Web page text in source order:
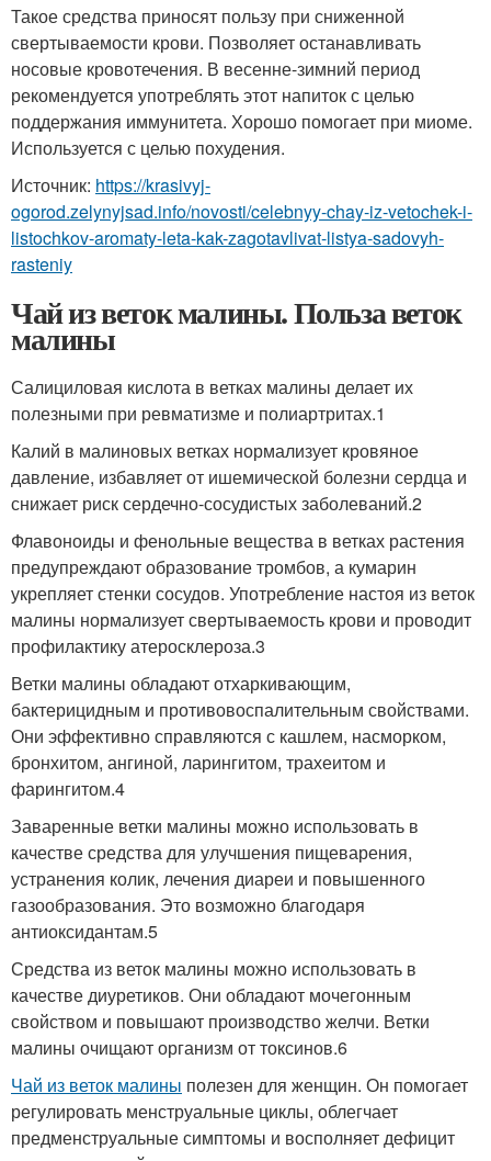
Такое средства приносят пользу при сниженной
свертываемости крови. Позволяет останавливать
носовые кровотечения. В весенне-зимний период
рекомендуется употреблять этот напиток с целью
поддержания иммунитета. Хорошо помогает при миоме.
Используется с целью похудения.
Источник: https://krasivyj-
ogorod.zelynyjsad.info/novosti/celebnyy-chay-iz-vetochek-i-
listochkov-aromaty-leta-kak-zagotavlivat-listya-sadovyh-
rasteniy
Чай из веток малины. Польза веток
малины
Салициловая кислота в ветках малины делает их
полезными при ревматизме и полиартритах.1
Калий в малиновых ветках нормализует кровяное
давление, избавляет от ишемической болезни сердца и
снижает риск сердечно-сосудистых заболеваний.2
Флавоноиды и фенольные вещества в ветках растения
предупреждают образование тромбов, а кумарин
укрепляет стенки сосудов. Употребление настоя из веток
малины нормализует свертываемость крови и проводит
профилактику атеросклероза.3
Ветки малины обладают отхаркивающим,
бактерицидным и противовоспалительным свойствами.
Они эффективно справляются с кашлем, насморком,
бронхитом, ангиной, ларингитом, трахеитом и
фарингитом.4
Заваренные ветки малины можно использовать в
качестве средства для улучшения пищеварения,
устранения колик, лечения диареи и повышенного
газообразования. Это возможно благодаря
антиоксидантам.5
Средства из веток малины можно использовать в
качестве диуретиков. Они обладают мочегонным
свойством и повышают производство желчи. Ветки
малины очищают организм от токсинов.6
Чай из веток малины полезен для женщин. Он помогает
регулировать менструальные циклы, облегчает
предменструальные симптомы и восполняет дефицит